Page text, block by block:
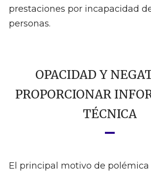
prestaciones por incapacidad
personas.
OPACIDAD Y
PROPORCIONAR
TÉCNICA
El principal motivo de polémica